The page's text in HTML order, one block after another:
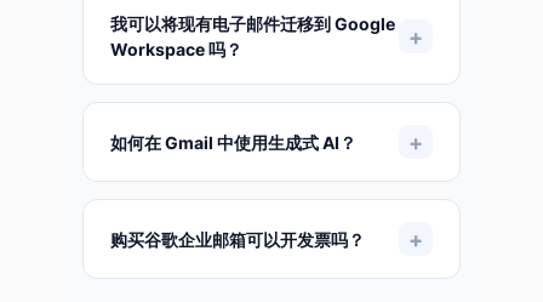
获得多个电子邮件地址。您最多可以为每位用
户添加 30 个电子邮件别名。
我可以将现有电子邮件迁移到 Google
Workspace 吗？
+
Google Workspace。我们可协助您完成整个
迁移过程。
如何在 Gmail 中使用生成式 AI？ +
业级安全与隐私保障。
购买谷歌企业邮箱可以开发票吗？ +